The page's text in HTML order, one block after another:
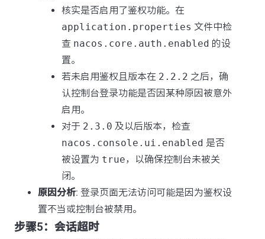
核实是否启用了鉴权功能。在
application.properties 文件中检
查 nacos.core.auth.enabled 的设
置。
若未启用鉴权且版本在 2.2.2 之后，确
认控制台登录功能是否因某种原因被意外
启用。
对于 2.3.0 及以后版本，检查
nacos.console.ui.enabled 是否
被设置为 true，以确保控制台未被关
闭。
原因分析: 登录页面无法访问可能是因为鉴权设
置不当或控制台被禁用。
步骤5：会话超时